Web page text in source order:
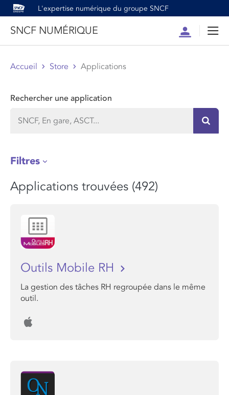
L'expertise numérique du groupe SNCF
SNCF NUMÉRIQUE
Compte
Accueil Store Applications
Rechercher une application
Filtres
Applications trouvées (492)
Outils Mobile RH
La gestion des tâches RH regroupée dans le même
outil.